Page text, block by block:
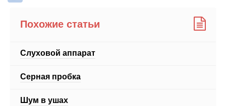
Похожие статьи
Слуховой аппарат
Серная пробка
Шум в ушах